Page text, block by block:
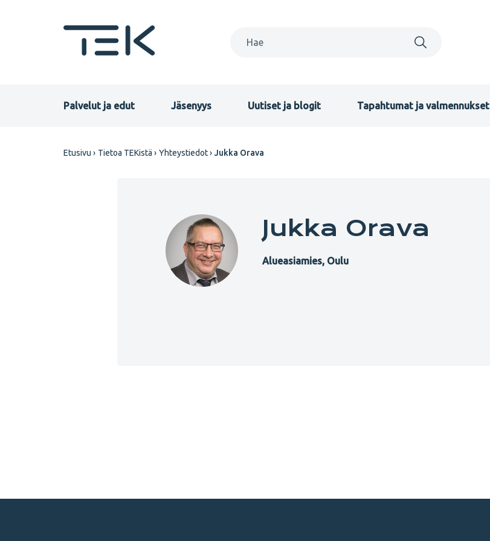
Primary
Palvelut ja edut Jäsenyys Uutiset ja blogit Tapahtumat ja valmennukset
Etusivu Tietoa TEKistä Yhteystiedot Jukka Orava
Jukka Orava
Alueasiamies, Oulu